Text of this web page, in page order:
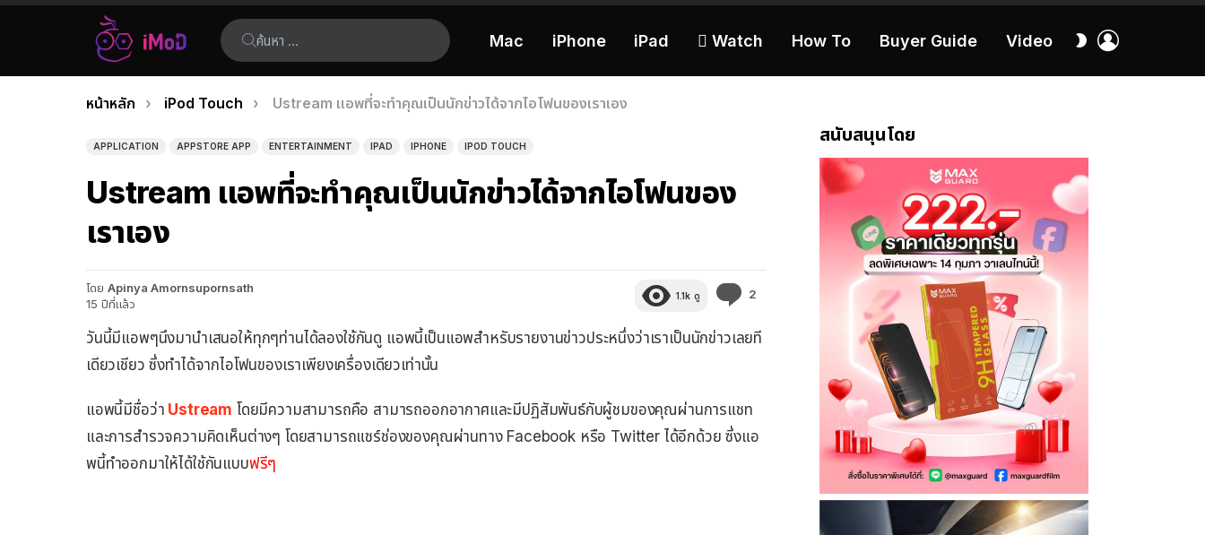
ค้นหา:
Mac iPhone iPad  Watch How To Buyer Guide Video
สลับ
เรื่อง
ล่าสุด
คุณอยู่ที่นี่:
หน้าหลัก iPod Touch Ustream แอพที่จะทำคุณเป็นนักข่าวได้จากไอโฟนของเราเอง
APPLICATION APPSTORE APP ENTERTAINMENT IPAD IPHONE IPOD TOUCH
Ustream แอพที่จะทำคุณเป็นนักข่าวได้จากไอโฟนของ
เราเอง
โดย Apinya Amornsupornsath
15 ปีที่แล้ว
1.1k ดู 2
วันนี้มีแอพๆนึงมานำเสนอให้ทุกๆท่านได้ลองใช้กันดู แอพนี้เป็นแอพสำหรับรายงานข่าวประหนึ่งว่าเราเป็นนักข่าวเลยที
เดียวเชียว ซึ่งทำได้จากไอโฟนของเราเพียงเครื่องเดียวเท่านั้น
แอพนี้มีชื่อว่า Ustream โดยมีความสามารถคือ สามารถออกอากาศและมีปฏิสัมพันธ์กับผู้ชมของคุณผ่านการแชท
และการสำรวจความคิดเห็นต่างๆ โดยสามารถแชร์ช่องของคุณผ่านทาง Facebook หรือ Twitter ได้อีกด้วย ซึ่งแอ
พนี้ทำออกมาให้ได้ใช้กันแบบฟรีๆ
สนับสนุนโดย